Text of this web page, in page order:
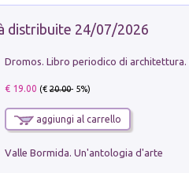
distribuite 24/07/2026
€ 19.00 (€20.00- 5%)
aggiungi al carrello
Valle Bormida. Un'antologia d'arte